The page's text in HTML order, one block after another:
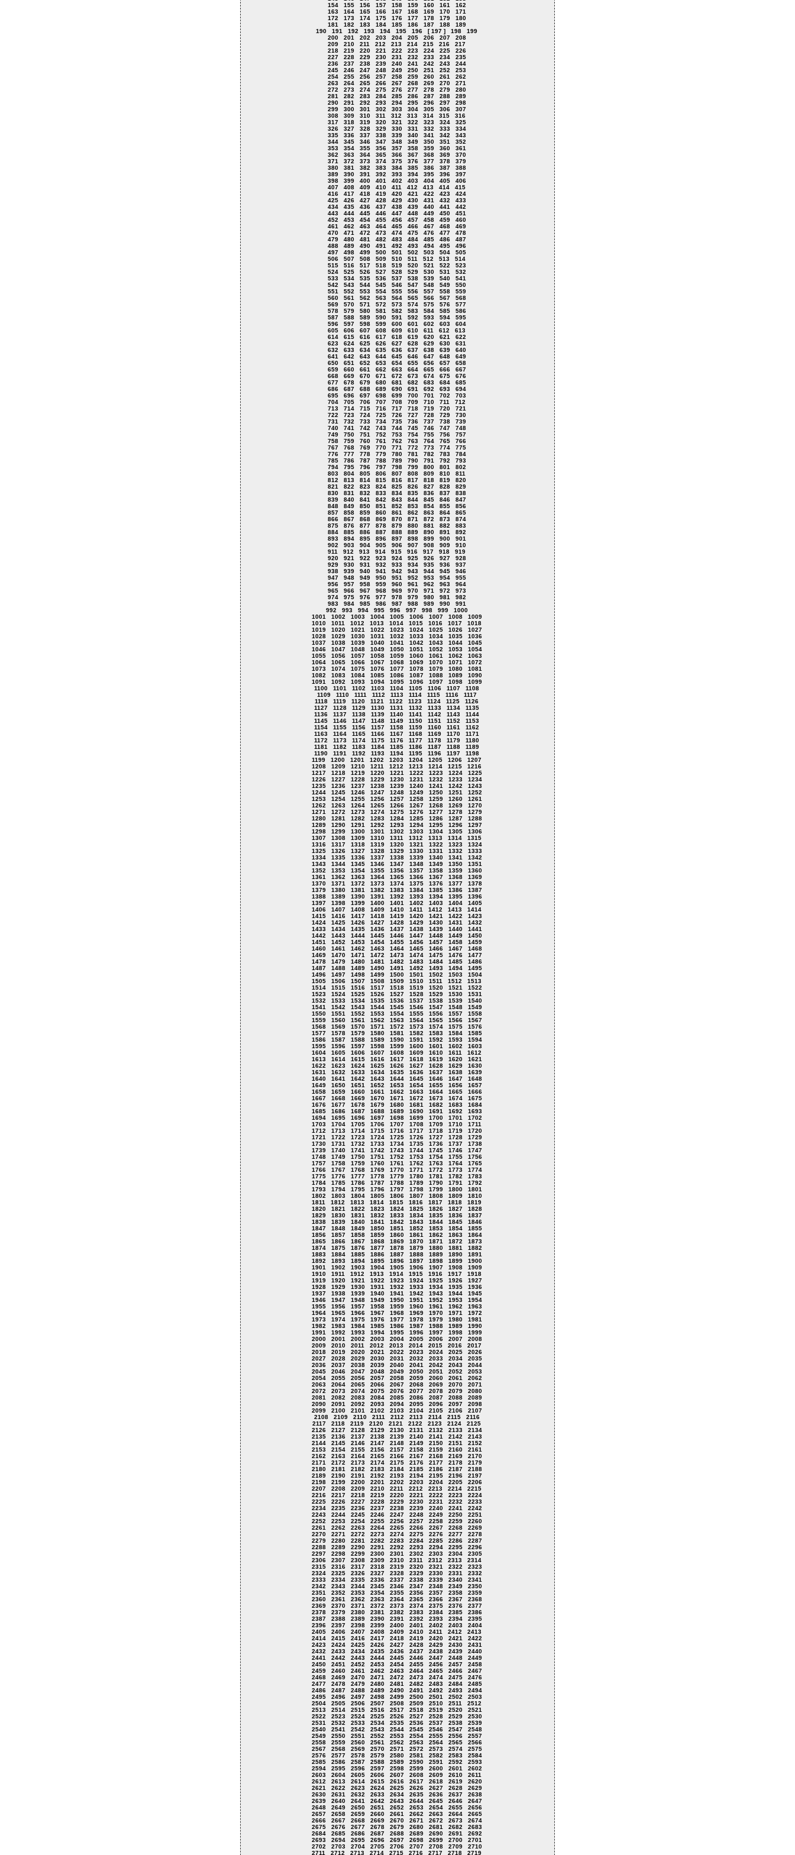
154
155 156 157 158 159 160 161
162
163
164 165 166 167 168 169 170
171
172
173 174 175 176 177 178 179
180
181
182 183 184 185 186 187 188
189
190
191 192 193 194 195 196 [ 197 ] 198
199
200
201 202 203 204 205 206 207
208
209
210 211 212 213 214 215 216
217
218
219 220 221 222 223 224 225
226
227
228 229 230 231 232 233 234
235
236
237 238 239 240 241 242 243
244
245
246 247 248 249 250 251 252
253
254
255 256 257 258 259 260 261
262
263
264 265 266 267 268 269 270
271
272
273 274 275 276 277 278 279
280
281
282 283 284 285 286 287 288
289
290
291 292 293 294 295 296 297
298
299
300 301 302 303 304 305 306
307
308
309 310 311 312 313 314 315
316
317
318 319 320 321 322 323 324
325
326
327 328 329 330 331 332 333
334
335
336 337 338 339 340 341 342
343
344
345 346 347 348 349 350 351
352
353
354 355 356 357 358 359 360
361
362
363 364 365 366 367 368 369
370
371
372 373 374 375 376 377 378
379
380
381 382 383 384 385 386 387
388
389
390 391 392 393 394 395 396
397
398
399 400 401 402 403 404 405
406
407
408 409 410 411 412 413 414
415
416
417 418 419 420 421 422 423
424
425
426 427 428 429 430 431 432
433
434
435 436 437 438 439 440 441
442
443
444 445 446 447 448 449 450
451
452
453 454 455 456 457 458 459
460
461
462 463 464 465 466 467 468
469
470
471 472 473 474 475 476 477
478
479
480 481 482 483 484 485 486
487
488
489 490 491 492 493 494 495
496
497
498 499 500 501 502 503 504
505
506
507 508 509 510 511 512 513
514
515
516 517 518 519 520 521 522
523
524
525 526 527 528 529 530 531
532
533
534 535 536 537 538 539 540
541
542
543 544 545 546 547 548 549
550
551
552 553 554 555 556 557 558
559
560
561 562 563 564 565 566 567
568
569
570 571 572 573 574 575 576
577
578
579 580 581 582 583 584 585
586
587
588 589 590 591 592 593 594
595
596
597 598 599 600 601 602 603
604
605
606 607 608 609 610 611 612
613
614
615 616 617 618 619 620 621
622
623
624 625 626 627 628 629 630
631
632
633 634 635 636 637 638 639
640
641
642 643 644 645 646 647 648
649
650
651 652 653 654 655 656 657
658
659
660 661 662 663 664 665 666
667
668
669 670 671 672 673 674 675
676
677
678 679 680 681 682 683 684
685
686
687 688 689 690 691 692 693
694
695
696 697 698 699 700 701 702
703
704
705 706 707 708 709 710 711
712
713
714 715 716 717 718 719 720
721
722
723 724 725 726 727 728 729
730
731
732 733 734 735 736 737 738
739
740
741 742 743 744 745 746 747
748
749
750 751 752 753 754 755 756
757
758
759 760 761 762 763 764 765
766
767
768 769 770 771 772 773 774
775
776
777 778 779 780 781 782 783
784
785
786 787 788 789 790 791 792
793
794
795 796 797 798 799 800 801
802
803
804 805 806 807 808 809 810
811
812
813 814 815 816 817 818 819
820
821
822 823 824 825 826 827 828
829
830
831 832 833 834 835 836 837
838
839
840 841 842 843 844 845 846
847
848
849 850 851 852 853 854 855
856
857
858 859 860 861 862 863 864
865
866
867 868 869 870 871 872 873
874
875
876 877 878 879 880 881 882
883
884
885 886 887 888 889 890 891
892
893
894 895 896 897 898 899 900
901
902
903 904 905 906 907 908 909
910
911
912 913 914 915 916 917 918
919
920
921 922 923 924 925 926 927
928
929
930 931 932 933 934 935 936
937
938
939 940 941 942 943 944 945
946
947
948 949 950 951 952 953 954
955
956
957 958 959 960 961 962 963
964
965
966 967 968 969 970 971 972
973
974
975 976 977 978 979 980 981
982
983
984 985 986 987 988 989 990
991
992
993 994 995 996 997 998 999
1000
1001
1002 1003 1004 1005 1006 1007 1008
1009
1010
1011 1012 1013 1014 1015 1016 1017
1018
1019
1020 1021 1022 1023 1024 1025 1026
1027
1028
1029 1030 1031 1032 1033 1034 1035
1036
1037
1038 1039 1040 1041 1042 1043 1044
1045
1046
1047 1048 1049 1050 1051 1052 1053
1054
1055
1056 1057 1058 1059 1060 1061 1062
1063
1064
1065 1066 1067 1068 1069 1070 1071
1072
1073
1074 1075 1076 1077 1078 1079 1080
1081
1082
1083 1084 1085 1086 1087 1088 1089
1090
1091
1092 1093 1094 1095 1096 1097 1098
1099
1100
1101 1102 1103 1104 1105 1106 1107
1108
1109
1110 1111 1112 1113 1114 1115 1116
1117
1118
1119 1120 1121 1122 1123 1124 1125
1126
1127
1128 1129 1130 1131 1132 1133 1134
1135
1136
1137 1138 1139 1140 1141 1142 1143
1144
1145
1146 1147 1148 1149 1150 1151 1152
1153
1154
1155 1156 1157 1158 1159 1160 1161
1162
1163
1164 1165 1166 1167 1168 1169 1170
1171
1172
1173 1174 1175 1176 1177 1178 1179
1180
1181
1182 1183 1184 1185 1186 1187 1188
1189
1190
1191 1192 1193 1194 1195 1196 1197
1198
1199
1200 1201 1202 1203 1204 1205 1206
1207
1208
1209 1210 1211 1212 1213 1214 1215
1216
1217
1218 1219 1220 1221 1222 1223 1224
1225
1226
1227 1228 1229 1230 1231 1232 1233
1234
1235
1236 1237 1238 1239 1240 1241 1242
1243
1244
1245 1246 1247 1248 1249 1250 1251
1252
1253
1254 1255 1256 1257 1258 1259 1260
1261
1262
1263 1264 1265 1266 1267 1268 1269
1270
1271
1272 1273 1274 1275 1276 1277 1278
1279
1280
1281 1282 1283 1284 1285 1286 1287
1288
1289
1290 1291 1292 1293 1294 1295 1296
1297
1298
1299 1300 1301 1302 1303 1304 1305
1306
1307
1308 1309 1310 1311 1312 1313 1314
1315
1316
1317 1318 1319 1320 1321 1322 1323
1324
1325
1326 1327 1328 1329 1330 1331 1332
1333
1334
1335 1336 1337 1338 1339 1340 1341
1342
1343
1344 1345 1346 1347 1348 1349 1350
1351
1352
1353 1354 1355 1356 1357 1358 1359
1360
1361
1362 1363 1364 1365 1366 1367 1368
1369
1370
1371 1372 1373 1374 1375 1376 1377
1378
1379
1380 1381 1382 1383 1384 1385 1386
1387
1388
1389 1390 1391 1392 1393 1394 1395
1396
1397
1398 1399 1400 1401 1402 1403 1404
1405
1406
1407 1408 1409 1410 1411 1412 1413
1414
1415
1416 1417 1418 1419 1420 1421 1422
1423
1424
1425 1426 1427 1428 1429 1430 1431
1432
1433
1434 1435 1436 1437 1438 1439 1440
1441
1442
1443 1444 1445 1446 1447 1448 1449
1450
1451
1452 1453 1454 1455 1456 1457 1458
1459
1460
1461 1462 1463 1464 1465 1466 1467
1468
1469
1470 1471 1472 1473 1474 1475 1476
1477
1478
1479 1480 1481 1482 1483 1484 1485
1486
1487
1488 1489 1490 1491 1492 1493 1494
1495
1496
1497 1498 1499 1500 1501 1502 1503
1504
1505
1506 1507 1508 1509 1510 1511 1512
1513
1514
1515 1516 1517 1518 1519 1520 1521
1522
1523
1524 1525 1526 1527 1528 1529 1530
1531
1532
1533 1534 1535 1536 1537 1538 1539
1540
1541
1542 1543 1544 1545 1546 1547 1548
1549
1550
1551 1552 1553 1554 1555 1556 1557
1558
1559
1560 1561 1562 1563 1564 1565 1566
1567
1568
1569 1570 1571 1572 1573 1574 1575
1576
1577
1578 1579 1580 1581 1582 1583 1584
1585
1586
1587 1588 1589 1590 1591 1592 1593
1594
1595
1596 1597 1598 1599 1600 1601 1602
1603
1604
1605 1606 1607 1608 1609 1610 1611
1612
1613
1614 1615 1616 1617 1618 1619 1620
1621
1622
1623 1624 1625 1626 1627 1628 1629
1630
1631
1632 1633 1634 1635 1636 1637 1638
1639
1640
1641 1642 1643 1644 1645 1646 1647
1648
1649
1650 1651 1652 1653 1654 1655 1656
1657
1658
1659 1660 1661 1662 1663 1664 1665
1666
1667
1668 1669 1670 1671 1672 1673 1674
1675
1676
1677 1678 1679 1680 1681 1682 1683
1684
1685
1686 1687 1688 1689 1690 1691 1692
1693
1694
1695 1696 1697 1698 1699 1700 1701
1702
1703
1704 1705 1706 1707 1708 1709 1710
1711
1712
1713 1714 1715 1716 1717 1718 1719
1720
1721
1722 1723 1724 1725 1726 1727 1728
1729
1730
1731 1732 1733 1734 1735 1736 1737
1738
1739
1740 1741 1742 1743 1744 1745 1746
1747
1748
1749 1750 1751 1752 1753 1754 1755
1756
1757
1758 1759 1760 1761 1762 1763 1764
1765
1766
1767 1768 1769 1770 1771 1772 1773
1774
1775
1776 1777 1778 1779 1780 1781 1782
1783
1784
1785 1786 1787 1788 1789 1790 1791
1792
1793
1794 1795 1796 1797 1798 1799 1800
1801
1802
1803 1804 1805 1806 1807 1808 1809
1810
1811
1812 1813 1814 1815 1816 1817 1818
1819
1820
1821 1822 1823 1824 1825 1826 1827
1828
1829
1830 1831 1832 1833 1834 1835 1836
1837
1838
1839 1840 1841 1842 1843 1844 1845
1846
1847
1848 1849 1850 1851 1852 1853 1854
1855
1856
1857 1858 1859 1860 1861 1862 1863
1864
1865
1866 1867 1868 1869 1870 1871 1872
1873
1874
1875 1876 1877 1878 1879 1880 1881
1882
1883
1884 1885 1886 1887 1888 1889 1890
1891
1892
1893 1894 1895 1896 1897 1898 1899
1900
1901
1902 1903 1904 1905 1906 1907 1908
1909
1910
1911 1912 1913 1914 1915 1916 1917
1918
1919
1920 1921 1922 1923 1924 1925 1926
1927
1928
1929 1930 1931 1932 1933 1934 1935
1936
1937
1938 1939 1940 1941 1942 1943 1944
1945
1946
1947 1948 1949 1950 1951 1952 1953
1954
1955
1956 1957 1958 1959 1960 1961 1962
1963
1964
1965 1966 1967 1968 1969 1970 1971
1972
1973
1974 1975 1976 1977 1978 1979 1980
1981
1982
1983 1984 1985 1986 1987 1988 1989
1990
1991
1992 1993 1994 1995 1996 1997 1998
1999
2000
2001 2002 2003 2004 2005 2006 2007
2008
2009
2010 2011 2012 2013 2014 2015 2016
2017
2018
2019 2020 2021 2022 2023 2024 2025
2026
2027
2028 2029 2030 2031 2032 2033 2034
2035
2036
2037 2038 2039 2040 2041 2042 2043
2044
2045
2046 2047 2048 2049 2050 2051 2052
2053
2054
2055 2056 2057 2058 2059 2060 2061
2062
2063
2064 2065 2066 2067 2068 2069 2070
2071
2072
2073 2074 2075 2076 2077 2078 2079
2080
2081
2082 2083 2084 2085 2086 2087 2088
2089
2090
2091 2092 2093 2094 2095 2096 2097
2098
2099
2100 2101 2102 2103 2104 2105 2106
2107
2108
2109 2110 2111 2112 2113 2114 2115
2116
2117
2118 2119 2120 2121 2122 2123 2124
2125
2126
2127 2128 2129 2130 2131 2132 2133
2134
2135
2136 2137 2138 2139 2140 2141 2142
2143
2144
2145 2146 2147 2148 2149 2150 2151
2152
2153
2154 2155 2156 2157 2158 2159 2160
2161
2162
2163 2164 2165 2166 2167 2168 2169
2170
2171
2172 2173 2174 2175 2176 2177 2178
2179
2180
2181 2182 2183 2184 2185 2186 2187
2188
2189
2190 2191 2192 2193 2194 2195 2196
2197
2198
2199 2200 2201 2202 2203 2204 2205
2206
2207
2208 2209 2210 2211 2212 2213 2214
2215
2216
2217 2218 2219 2220 2221 2222 2223
2224
2225
2226 2227 2228 2229 2230 2231 2232
2233
2234
2235 2236 2237 2238 2239 2240 2241
2242
2243
2244 2245 2246 2247 2248 2249 2250
2251
2252
2253 2254 2255 2256 2257 2258 2259
2260
2261
2262 2263 2264 2265 2266 2267 2268
2269
2270
2271 2272 2273 2274 2275 2276 2277
2278
2279
2280 2281 2282 2283 2284 2285 2286
2287
2288
2289 2290 2291 2292 2293 2294 2295
2296
2297
2298 2299 2300 2301 2302 2303 2304
2305
2306
2307 2308 2309 2310 2311 2312 2313
2314
2315
2316 2317 2318 2319 2320 2321 2322
2323
2324
2325 2326 2327 2328 2329 2330 2331
2332
2333
2334 2335 2336 2337 2338 2339 2340
2341
2342
2343 2344 2345 2346 2347 2348 2349
2350
2351
2352 2353 2354 2355 2356 2357 2358
2359
2360
2361 2362 2363 2364 2365 2366 2367
2368
2369
2370 2371 2372 2373 2374 2375 2376
2377
2378
2379 2380 2381 2382 2383 2384 2385
2386
2387
2388 2389 2390 2391 2392 2393 2394
2395
2396
2397 2398 2399 2400 2401 2402 2403
2404
2405
2406 2407 2408 2409 2410 2411 2412
2413
2414
2415 2416 2417 2418 2419 2420 2421
2422
2423
2424 2425 2426 2427 2428 2429 2430
2431
2432
2433 2434 2435 2436 2437 2438 2439
2440
2441
2442 2443 2444 2445 2446 2447 2448
2449
2450
2451 2452 2453 2454 2455 2456 2457
2458
2459
2460 2461 2462 2463 2464 2465 2466
2467
2468
2469 2470 2471 2472 2473 2474 2475
2476
2477
2478 2479 2480 2481 2482 2483 2484
2485
2486
2487 2488 2489 2490 2491 2492 2493
2494
2495
2496 2497 2498 2499 2500 2501 2502
2503
2504
2505 2506 2507 2508 2509 2510 2511
2512
2513
2514 2515 2516 2517 2518 2519 2520
2521
2522
2523 2524 2525 2526 2527 2528 2529
2530
2531
2532 2533 2534 2535 2536 2537 2538
2539
2540
2541 2542 2543 2544 2545 2546 2547
2548
2549
2550 2551 2552 2553 2554 2555 2556
2557
2558
2559 2560 2561 2562 2563 2564 2565
2566
2567
2568 2569 2570 2571 2572 2573 2574
2575
2576
2577 2578 2579 2580 2581 2582 2583
2584
2585
2586 2587 2588 2589 2590 2591 2592
2593
2594
2595 2596 2597 2598 2599 2600 2601
2602
2603
2604 2605 2606 2607 2608 2609 2610
2611
2612
2613 2614 2615 2616 2617 2618 2619
2620
2621
2622 2623 2624 2625 2626 2627 2628
2629
2630
2631 2632 2633 2634 2635 2636 2637
2638
2639
2640 2641 2642 2643 2644 2645 2646
2647
2648
2649 2650 2651 2652 2653 2654 2655
2656
2657
2658 2659 2660 2661 2662 2663 2664
2665
2666
2667 2668 2669 2670 2671 2672 2673
2674
2675
2676 2677 2678 2679 2680 2681 2682
2683
2684
2685 2686 2687 2688 2689 2690 2691
2692
2693
2694 2695 2696 2697 2698 2699 2700
2701
2702
2703 2704 2705 2706 2707 2708 2709
2710
2711
2712 2713 2714 2715 2716 2717 2718 2719